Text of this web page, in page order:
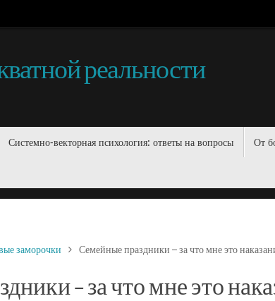
реальности
Системно-векторная психология: ответы на вопросы От
заморочки Семейные праздники – за что мне это
– за что мне это